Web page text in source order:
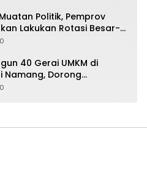
Politik, Pemprov
Lakukan Rotasi Besar-
0
40 Gerai UMKM di
Namang, Dorong
0